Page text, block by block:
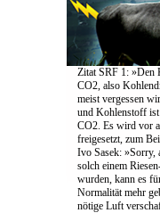
Zitat SRF 1: »Den
CO2, also
meist vergessen
und Kohlenstoff
CO2. Es wird vor
freigesetzt, zum
Ivo Sasek: »Sorry,
solch einem
wurden, kann es
Normalität mehr
nötige Luft